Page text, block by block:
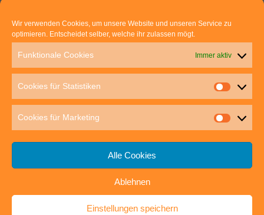
Wir verwenden Cookies, um unsere Website und unseren Service zu
optimieren. Entscheidet selber, welche ihr zulassen mögt.
Funktionale Cookies Immer aktiv
Cookies für Statistiken
Cookies für Marketing
Alle Cookies
Ablehnen
Einstellungen speichern
Euer direkter Draht zu uns:
Thomas Rathay und Silke Rommel
70563 Stuttgart
post@outdoor-hochgenuss.de
IMPRESSUM DATENSCHUTZ